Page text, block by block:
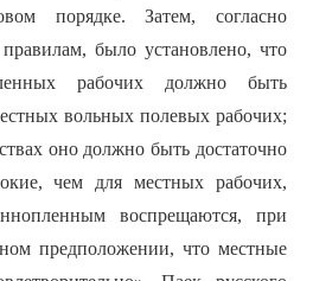
порядке. Затем, согласно
было установлено, что
рабочих должно быть
вольных полевых рабочих;
оно должно быть достаточно
чем для местных рабочих,
воспрещаются, при
предположении, что местные